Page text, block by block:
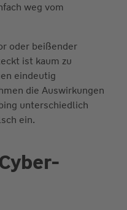
weg vom
oder beißender
ist kaum zu
eindeutig
die Auswirkungen
unterschiedlich
ein.